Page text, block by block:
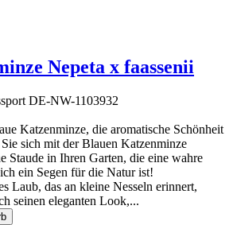
Nepeta x faassenii
DE-NW-1103932
Katzenminze, die aromatische Schönheit
sich mit der Blauen Katzenminze
Staude in Ihren Garten, die eine wahre
ein Segen für die Natur ist!
Laub, das an kleine Nesseln erinnert,
seinen eleganten Look,...